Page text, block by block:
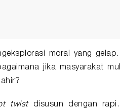
moral yang
jika masyarakat
twistdisusun dengan